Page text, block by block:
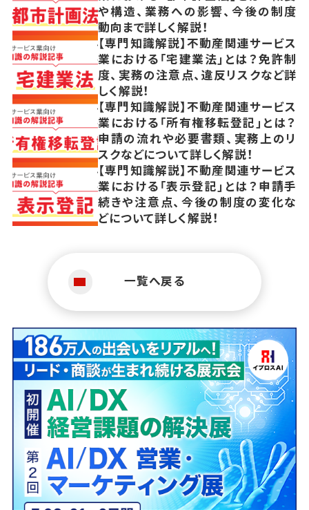
や構造、業務への影響、今後の制度
動向まで詳しく解説！
【専門知識解説】不動産関連サービス
業における「宅建業法」とは？免許制
度、実務の注意点、違反リスクなど詳
しく解説！
【専門知識解説】不動産関連サービス
業における「所有権移転登記」とは？
申請の流れや必要書類、実務上のリ
スクなどについて詳しく解説！
【専門知識解説】不動産関連サービス
業における「表示登記」とは？申請手
続きや注意点、今後の制度の変化な
どについて詳しく解説！
一覧へ戻る